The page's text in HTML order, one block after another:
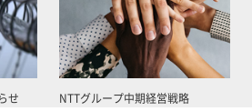
せ NTTグループ中期経営戦略